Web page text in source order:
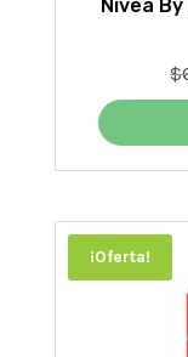
Nivea
$
¡Oferta!